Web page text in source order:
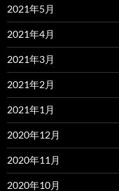
2021年5月
2021年4月
2021年3月
2021年2月
2021年1月
2020年12月
2020年11月
2020年10月